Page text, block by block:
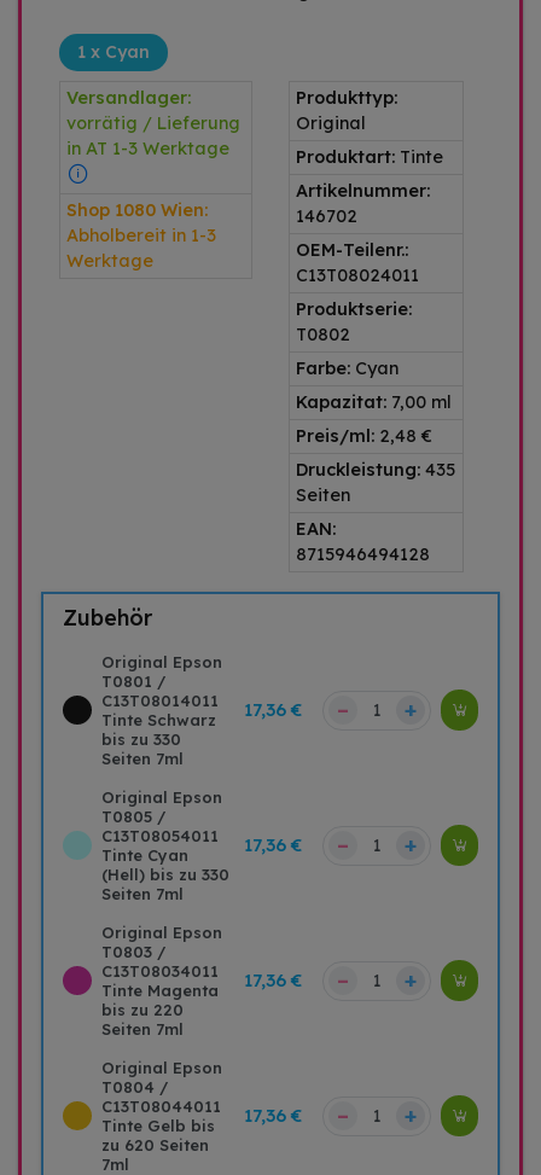
1 x Cyan
Versandlager:
vorrätig / Lieferung
in AT 1-3 Werktage
Shop 1080 Wien:
Abholbereit in 1-3
Werktage
Produkttyp:
Original
Produktart: Tinte
Artikelnummer:
146702
OEM-Teilenr.:
C13T08024011
Produktserie:
T0802
Farbe: Cyan
Kapazitat: 7,00 ml
Preis/ml: 2,48 €
Druckleistung: 435
Seiten
EAN:
8715946494128
Zubehör
Original Epson
T0801 /
C13T08014011
Tinte Schwarz
bis zu 330
Seiten 7ml
17,36 € – +
Original Epson
T0805 /
C13T08054011
Tinte Cyan
(Hell) bis zu 330
Seiten 7ml
17,36 € – +
Original Epson
T0803 /
C13T08034011
Tinte Magenta
bis zu 220
Seiten 7ml
17,36 € – +
Original Epson
T0804 /
C13T08044011
Tinte Gelb bis
zu 620 Seiten
7ml
17,36 € – +